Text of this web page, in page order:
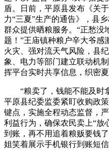
盾。日前，平原县发布《关
力“三夏”生产的通告》，县
群众提供晒粮服务。“正愁没
题！”王庙镇种粮户辛大爷感
火灾、强对流天气风险，县
象、电力等部门建立联动机
挥平台实时共享信息，织密夏
“粮卖了，钱能不能及时拿
平原县纪委监委紧盯收购政
键点，实施全程动态监督，
利益行为，确保农民卖上“放
到账，再不用追着粮贩要钱
姐笑着展示手机银行到账短信